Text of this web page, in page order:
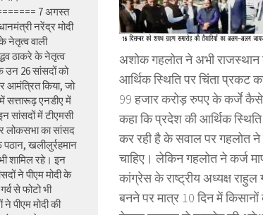
अशोक गहलोत ने अभी
आर्थिक स्थिति पर चिंता प्रकट
99 हजार करोड़ रुपए के कर्जे कैसे
कहा कि प्रदेश की आर्थिक
कर रही है के सवाल पर गहलोत ने
चाहिए। लेकिन गहलोत ने कर्ज
कांग्रेस के राष्ट्रीय अध्यक्ष
बनने पर मात्र 10 दिन में
7 अगस्त
नरेंद्र मोदी
नेतृत्व वाली
ठाकरे के नेतृत्व
उन 26 सांसदों को
आमंत्रित किया, जो
सत्तारूढ़ एनडीए में
सांसदों में टीएमसी
लोकसभा का सांसद
खलीलुर्रहमान
शामिल रहे। इन
ने पीएम मोदी के
से फोटो भी
ने पीएम मोदी की